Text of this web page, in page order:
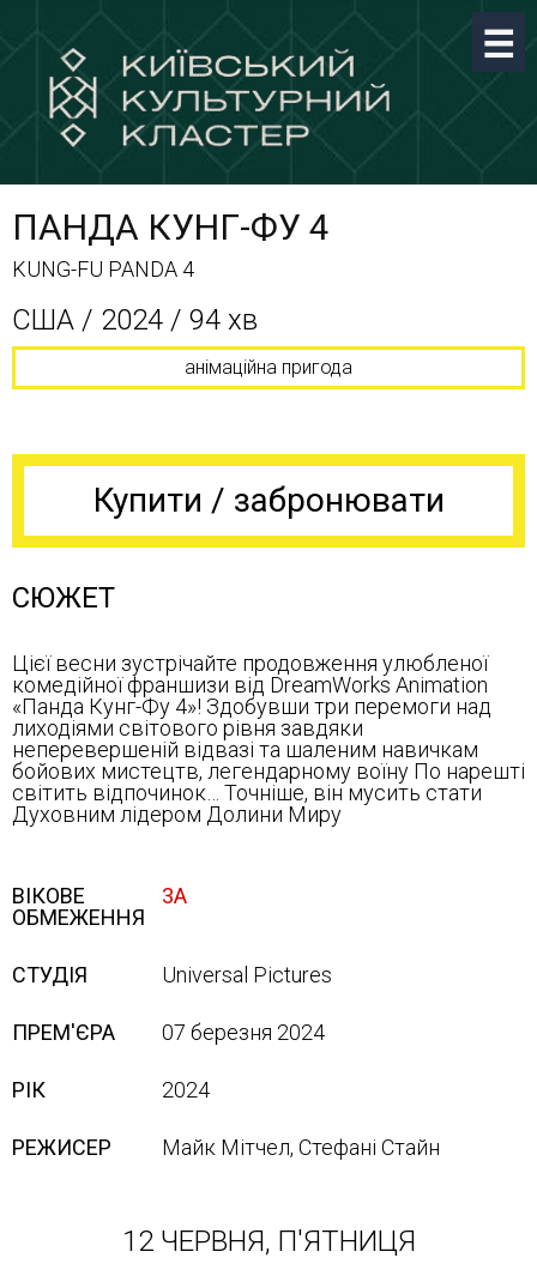
ПАНДА КУНГ-ФУ 4
KUNG-FU PANDA 4
США / 2024 / 94 хв
анімаційна пригода
Купити / забронювати
СЮЖЕТ
Цієї весни зустрічайте продовження улюбленої
комедійної франшизи від DreamWorks Animation
«Панда Кунг-Фу 4»! Здобувши три перемоги над
лиходіями світового рівня завдяки
неперевершеній відвазі та шаленим навичкам
бойових мистецтв, легендарному воїну По нарешті
світить відпочинок… Точніше, він мусить стати
Духовним лідером Долини Миру
ВІКОВЕ
ОБМЕЖЕННЯ
3А
СТУДІЯ Universal Pictures
ПРЕМ'ЄРА 07 березня 2024
РІК 2024
РЕЖИСЕР Майк Мітчел, Стефані Стайн
12 ЧЕРВНЯ, П'ЯТНИЦЯ